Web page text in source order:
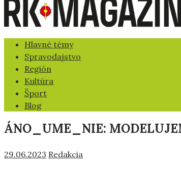
Hlavné témy
Spravodajstvo
Región
Kultúra
Šport
Blog
ÁNO_UME_NIE:
29.06.2023 Redakcia